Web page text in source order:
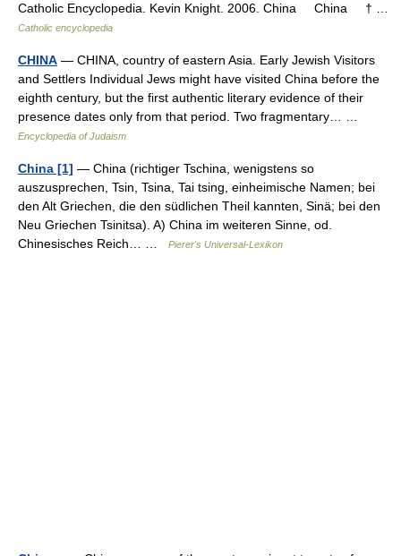
Catholic Encyclopedia. Kevin Knight. 2006. China China † …
Catholic encyclopedia
CHINA — CHINA, country of eastern Asia. Early Jewish Visitors
and Settlers Individual Jews might have visited China before the
eighth century, but the first authentic literary evidence of their
presence dates only from that period. Two fragmentary… …
Encyclopedia of Judaism
China [1] — China (richtiger Tschina, wenigstens so
auszusprechen, Tsin, Tsina, Tai tsing, einheimische Namen; bei
den Alt Griechen, die den südlichen Theil kannten, Sinä; bei den
Neu Griechen Tsinitsa). A) China im weiteren Sinne, od.
Chinesisches Reich… …
Pierer's Universal-Lexikon